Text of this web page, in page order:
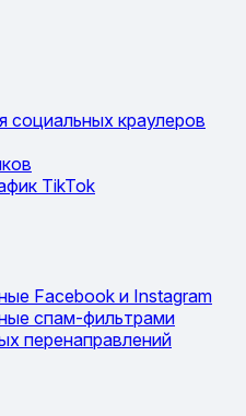
социальных краулеров
TikTok
Facebook и Instagram
спам-фильтрами
перенаправлений